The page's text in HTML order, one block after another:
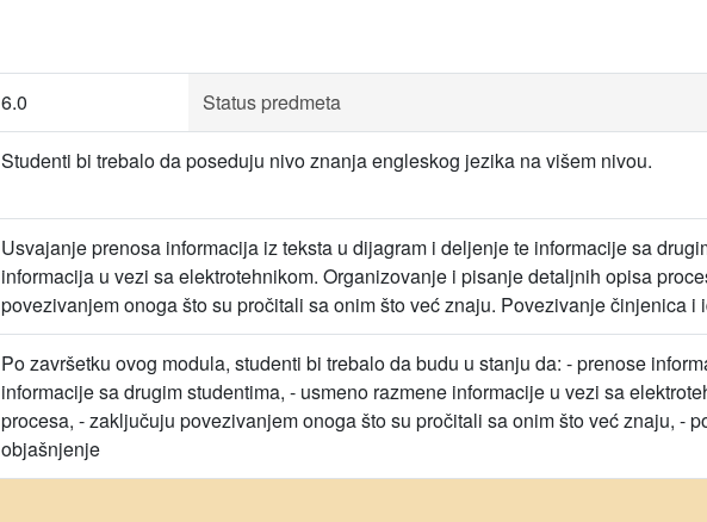
6.0 Status predmeta
Studenti bi trebalo da poseduju nivo znanja engleskog jezika na višem nivou.
Usvajanje prenosa informacija iz teksta u dijagram i deljenje te informacije sa
informacija u vezi sa elektrotehnikom. Organizovanje i pisanje detaljnih opisa
povezivanjem onoga što su pročitali sa onim što već znaju. Povezivanje činjenica
Po završetku ovog modula, studenti bi trebalo da budu u stanju da: - prenose
informacije sa drugim studentima, - usmeno razmene informacije u vezi sa
procesa, - zaključuju povezivanjem onoga što su pročitali sa onim što već znaju, -
objašnjenje